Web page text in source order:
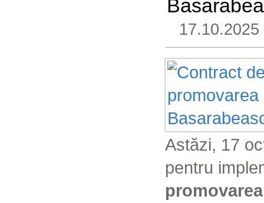
17.10.2025
Astăzi, 17
pentru